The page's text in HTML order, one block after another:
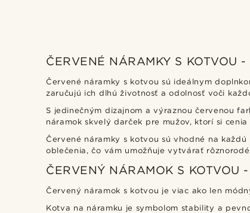
Typy personalizácie
Gravírovateľné (2)
ČERVENÉ NÁRAMKY S KOTVOU
Červené náramky s kotvou sú ideálnym
zaručujú ich dlhú životnosť a odolnosť voči
S jedinečným dizajnom a výraznou červenou
náramok skvelý darček pre mužov, ktorí si
Červené náramky s kotvou sú vhodné na
oblečenia, čo vám umožňuje vytvárať
ČERVENÝ NÁRAMOK S KOTVOU
Červený náramok s kotvou je viac ako len
Kotva na náramku je symbolom stability a